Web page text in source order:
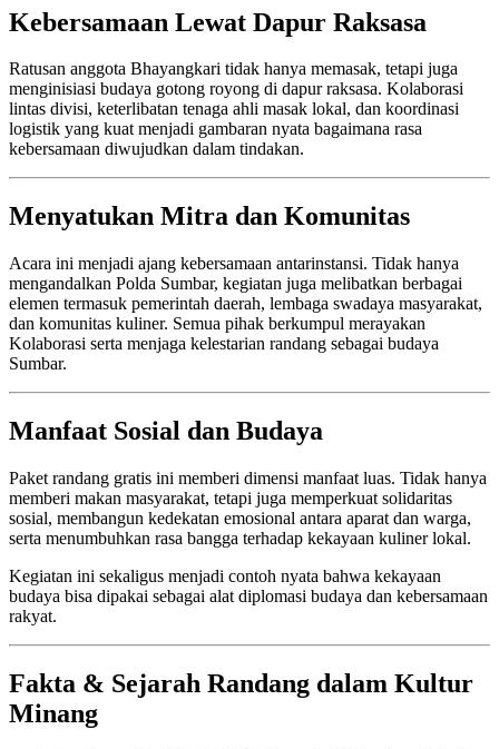
Kebersamaan Lewat Dapur Raksasa
Ratusan anggota Bhayangkari tidak hanya memasak, tetapi juga
menginisiasi budaya gotong royong di dapur raksasa. Kolaborasi
lintas divisi, keterlibatan tenaga ahli masak lokal, dan koordinasi
logistik yang kuat menjadi gambaran nyata bagaimana rasa
kebersamaan diwujudkan dalam tindakan.
Menyatukan Mitra dan Komunitas
Acara ini menjadi ajang kebersamaan antarinstansi. Tidak hanya
mengandalkan Polda Sumbar, kegiatan juga melibatkan berbagai
elemen termasuk pemerintah daerah, lembaga swadaya masyarakat,
dan komunitas kuliner. Semua pihak berkumpul merayakan
Kolaborasi serta menjaga kelestarian randang sebagai budaya
Sumbar.
Manfaat Sosial dan Budaya
Paket randang gratis ini memberi dimensi manfaat luas. Tidak hanya
memberi makan masyarakat, tetapi juga memperkuat solidaritas
sosial, membangun kedekatan emosional antara aparat dan warga,
serta menumbuhkan rasa bangga terhadap kekayaan kuliner lokal.
Kegiatan ini sekaligus menjadi contoh nyata bahwa kekayaan
budaya bisa dipakai sebagai alat diplomasi budaya dan kebersamaan
rakyat.
Fakta & Sejarah Randang dalam Kultur
Minang